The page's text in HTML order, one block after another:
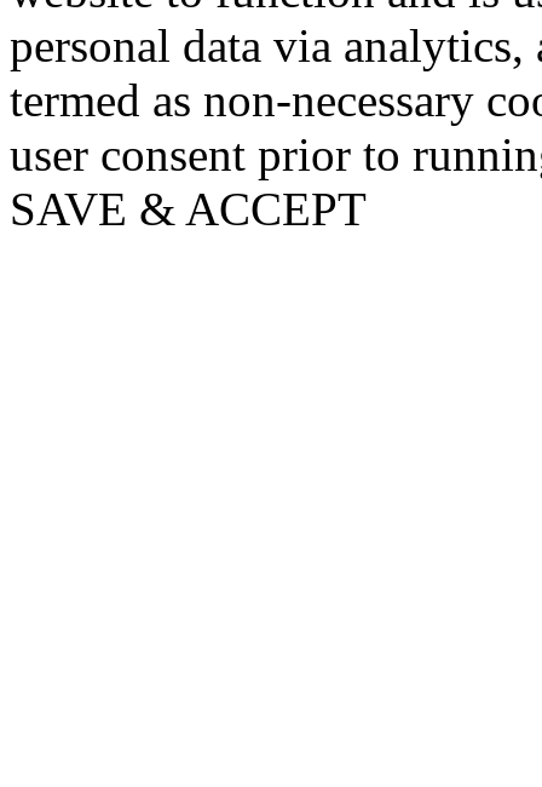
personal data via analytics,
termed as non-necessary
user consent prior to
SAVE & ACCEPT